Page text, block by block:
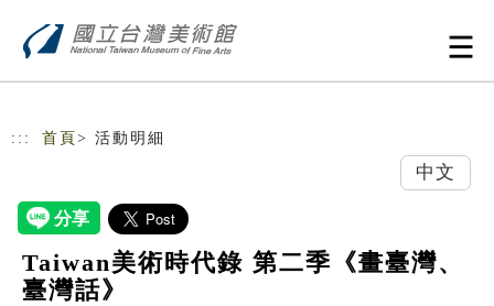
::: 首頁 > 活動明細
中文
Taiwan美術時代錄 第二季《畫臺灣、
臺灣話》